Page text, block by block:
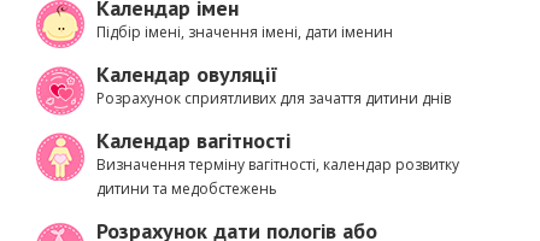
Календар імен
Підбір імені, значення імені, дати іменин
Календар овуляції
Розрахунок сприятливих для зачаття дитини днів
Календар вагітності
Визначення терміну вагітності, календар розвитку
дитини та медобстежень
Розрахунок дати пологів або